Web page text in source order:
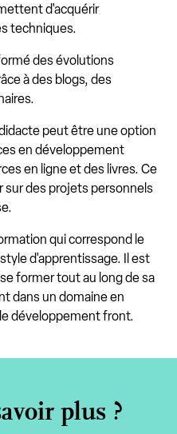
d'acquérir
techniques.
des évolutions
à des blogs, des
peut être une option
en développement
en ligne et des livres. Ce
sur des projets personnels
qui correspond le
d'apprentissage. Il est
former tout au long de sa
dans un domaine en
développement front.
plus ?